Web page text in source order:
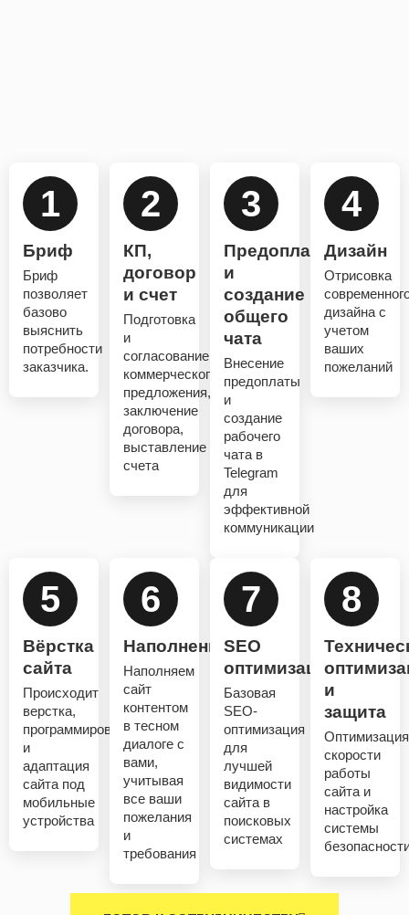
1
Бриф
Бриф
позволяет
базово
выяснить
потребности
заказчика.
2
КП,
договор
и счет
Подготовка
и
согласование
коммерческого
предложения,
заключение
договора,
выставление
счета
3
Предоплата
и
создание
общего
чата
Внесение
предоплаты
и
создание
рабочего
чата в
Telegram
для
эффективной
коммуникации
4
Дизайн
Отрисовка
дизайна с
учетом
ваших
пожеланий
5
Вёрстка
сайта
Происходит
верстка,
программирование
и
адаптация
сайта под
мобильные
устройства
6
Наполнение
Наполняем
сайт
контентом
в тесном
диалоге с
вами,
учитывая
все ваши
пожелания
и
требования
7
SEO
оптимизация
Базовая
SEO-
оптимизация
для
лучшей
видимости
сайта в
поисковых
системах
8
и
защита
Оптимизация
скорости
работы
сайта и
настройка
системы